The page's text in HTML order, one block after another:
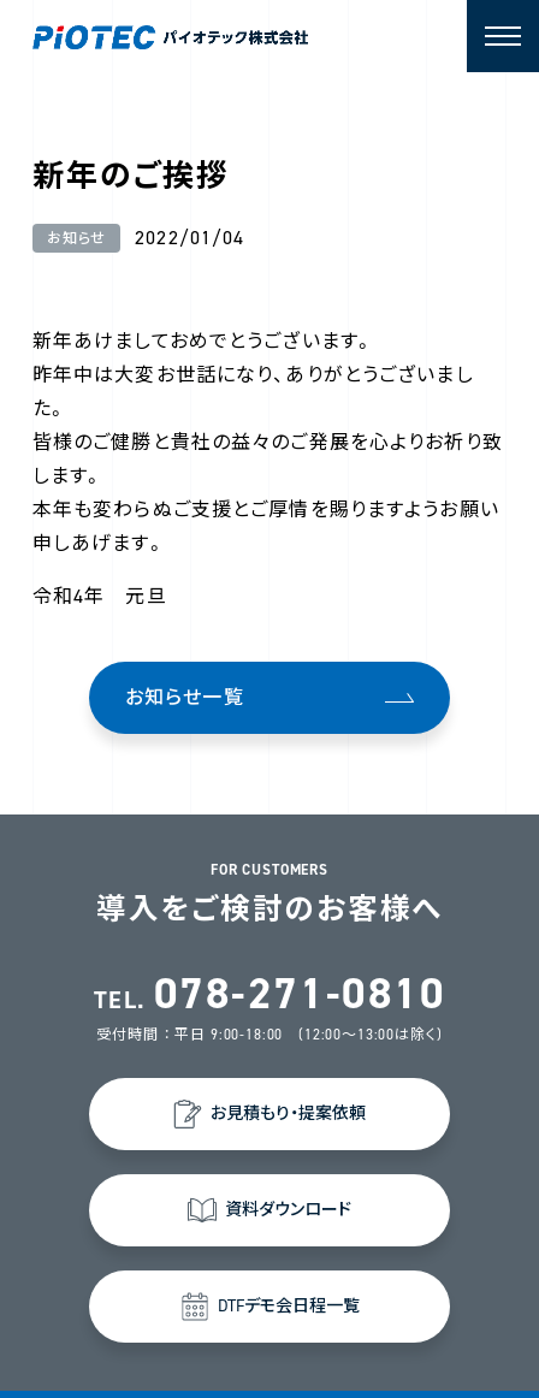
新年のご挨拶
お知らせ 2022/01/04
新年あけましておめでとうございます。
昨年中は大変お世話になり、ありがとうございまし
た。
皆様のご健勝と貴社の益々のご発展を心よりお祈り致
します。
本年も変わらぬご支援とご厚情を賜りますようお願い
申しあげます。
令和4年 元旦
お知らせ一覧
FOR CUSTOMERS
導入をご検討のお客様へ
TEL. 078-271-0810
受付時間 ： 平日 9:00-18:00 (12:00～13:00は除く)
お見積もり・提案依頼
資料ダウンロード
DTFデモ会日程一覧